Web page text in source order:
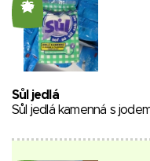
26
Sůl jedlá
Sůl jedlá kamenná s